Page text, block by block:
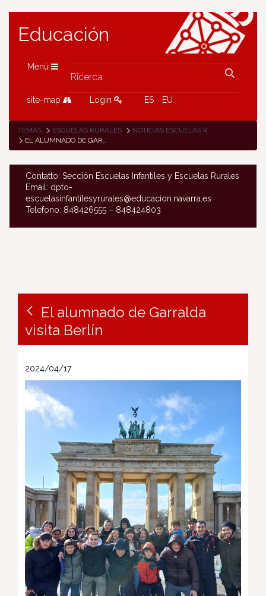
Educación
Menù
site-map Login ES EU
TEMAS ESCUELAS RURALES
NOTICIAS ESCUELAS RURALES
EL ALUMNADO DE GARRALDA VISITA BERLÍN
Contatto: Sección Escuelas Infantiles y Escuelas Rurales
Email: dpto-
escuelasinfantilesyrurales@educacion.navarra.es
Telefono: 848426555 – 848424803
El alumnado de Garralda
visita Berlín
2024/04/17